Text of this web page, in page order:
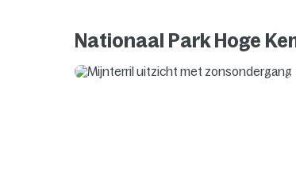
Nationaal Park Hoge